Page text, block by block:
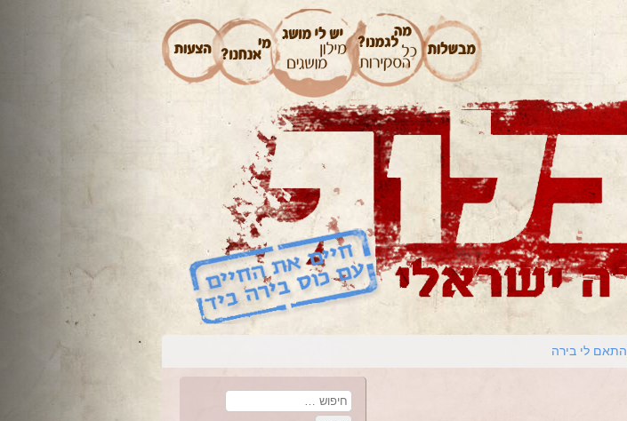
התאם לי בירה